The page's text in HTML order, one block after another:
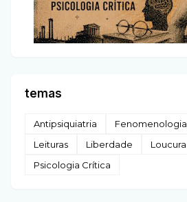
temas
Antipsiquiatria Fenomenologia
Leituras
Liberdade
Loucura
Psicologia Crítica